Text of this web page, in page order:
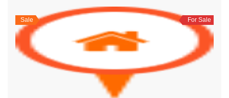
Sale For Sale